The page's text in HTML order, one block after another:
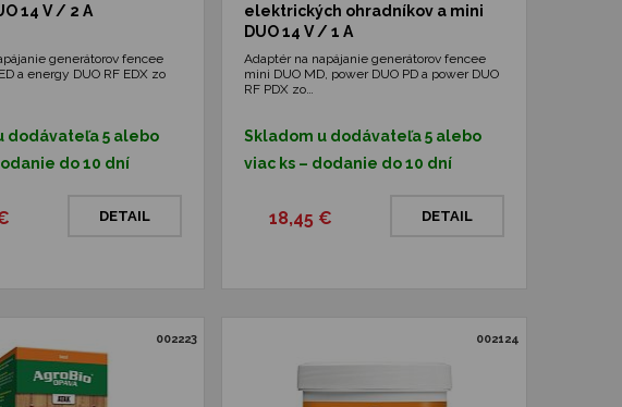
14 V / 2 A
generátorov fencee
a energy DUO RF EDX zo
dodávateľa 5 alebo
do 10 dní
DETAIL
elektrických ohradníkov a mini
DUO 14 V / 1 A
Adaptér na napájanie generátorov fencee
mini DUO MD, power DUO PD a power DUO
RF PDX zo…
Skladom u dodávateľa 5 alebo
viac ks – dodanie do 10 dní
18,45 € DETAIL
002223 002124